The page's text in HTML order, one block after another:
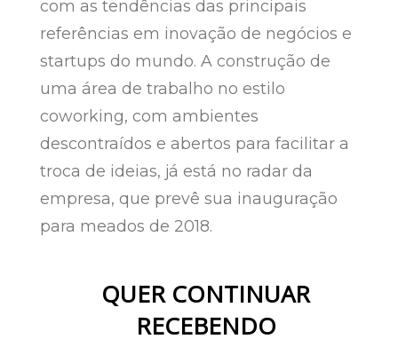
com as tendências das principais
referências em inovação de negócios e
startups do mundo. A construção de
uma área de trabalho no estilo
coworking, com ambientes
descontraídos e abertos para facilitar a
troca de ideias, já está no radar da
empresa, que prevê sua inauguração
para meados de 2018.
QUER CONTINUAR
RECEBENDO